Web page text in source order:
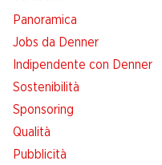
Panoramica
Jobs da Denner
Indipendente con Denner
Sostenibilità
Sponsoring
Qualità
Pubblicità